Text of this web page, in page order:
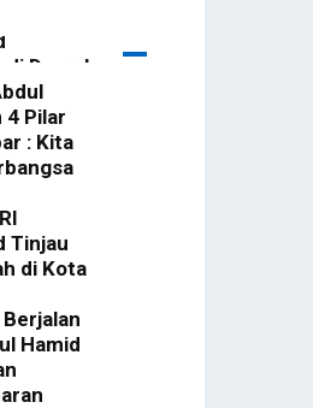
Daerah
4 Pilar
: Kita
Tinjau
di Kota
Hamid